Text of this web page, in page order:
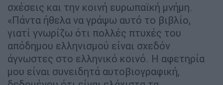
σχέσεις και την κοινή ευρωπαϊκή μνήμη.
«Πάντα ήθελα να γράψω αυτό το βιβλίο,
γιατί γνωρίζω ότι πολλές πτυχές του
απόδημου ελληνισμού είναι σχεδόν
άγνωστες στο ελληνικό κοινό. Η αφετηρία
μου είναι συνειδητά αυτοβιογραφική,